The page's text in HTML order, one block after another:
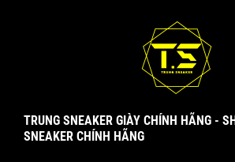
TRUNG SNEAKER GIÀY CHÍNH HÃNG -
SNEAKER CHÍNH HÃNG